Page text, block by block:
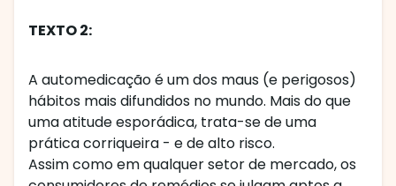
TEXTO 2:
A automedicação é um dos maus (e perigosos)
hábitos mais difundidos no mundo. Mais do que
uma atitude esporádica, trata-se de uma
prática corriqueira - e de alto risco.
Assim como em qualquer setor de mercado, os